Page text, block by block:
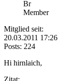
Br
Member
Mitglied seit:
20.03.2011 17:26
Posts: 224
Hi hirnlaich,
Zitat: